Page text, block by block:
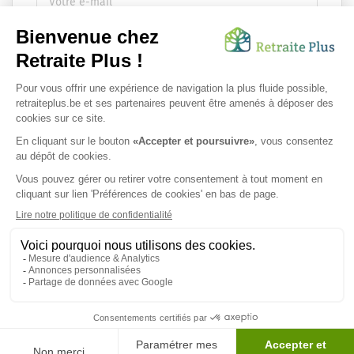
Envoyer ma demande
Nous vous infsdgsormons de l'existence de la liste d'opposition
au démarchage téléphonique.
SUIVEZ-NOUS SUR :
Protection des données personnelles|Mentions légales
Préférences de cookies
© 2026 Retraite Plus - Tous droits réservés.